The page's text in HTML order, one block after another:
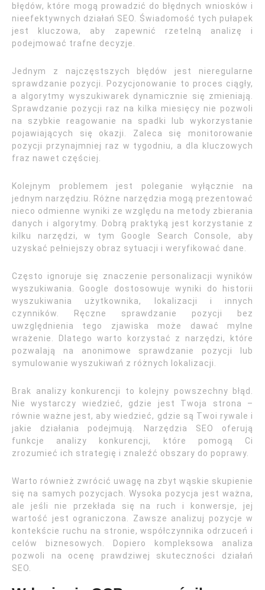
błędów, które mogą prowadzić do błędnych wniosków i
nieefektywnych działań SEO. Świadomość tych pułapek
jest kluczowa, aby zapewnić rzetelną analizę i
podejmować trafne decyzje.
Jednym z najczęstszych błędów jest nieregularne
sprawdzanie pozycji. Pozycjonowanie to proces ciągły,
a algorytmy wyszukiwarek dynamicznie się zmieniają.
Sprawdzanie pozycji raz na kilka miesięcy nie pozwoli
na szybkie reagowanie na spadki lub wykorzystanie
pojawiających się okazji. Zaleca się monitorowanie
pozycji przynajmniej raz w tygodniu, a dla kluczowych
fraz nawet częściej.
Kolejnym problemem jest poleganie wyłącznie na
jednym narzędziu. Różne narzędzia mogą prezentować
nieco odmienne wyniki ze względu na metody zbierania
danych i algorytmy. Dobrą praktyką jest korzystanie z
kilku narzędzi, w tym Google Search Console, aby
uzyskać pełniejszy obraz sytuacji i weryfikować dane.
Często ignoruje się znaczenie personalizacji wyników
wyszukiwania. Google dostosowuje wyniki do historii
wyszukiwania użytkownika, lokalizacji i innych
czynników. Ręczne sprawdzanie pozycji bez
uwzględnienia tego zjawiska może dawać mylne
wrażenie. Dlatego warto korzystać z narzędzi, które
pozwalają na anonimowe sprawdzanie pozycji lub
symulowanie wyszukiwań z różnych lokalizacji.
Brak analizy konkurencji to kolejny powszechny błąd.
Nie wystarczy wiedzieć, gdzie jest Twoja strona –
równie ważne jest, aby wiedzieć, gdzie są Twoi rywale i
jakie działania podejmują. Narzędzia SEO oferują
funkcje analizy konkurencji, które pomogą Ci
zrozumieć ich strategię i znaleźć obszary do poprawy.
Warto również zwrócić uwagę na zbyt wąskie skupienie
się na samych pozycjach. Wysoka pozycja jest ważna,
ale jeśli nie przekłada się na ruch i konwersje, jej
wartość jest ograniczona. Zawsze analizuj pozycje w
kontekście ruchu na stronie, współczynnika odrzuceń i
celów biznesowych. Dopiero kompleksowa analiza
pozwoli na ocenę prawdziwej skuteczności działań
SEO.